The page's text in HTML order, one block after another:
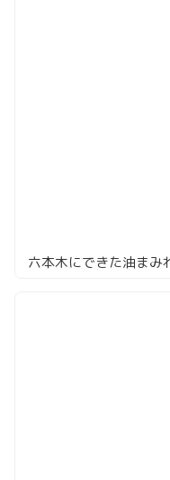
六本木にできた油まみ